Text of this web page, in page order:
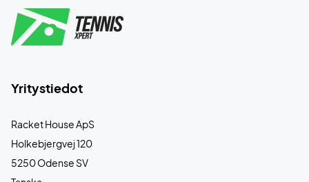
Yritystiedot
Racket House ApS
Holkebjergvej 120
5250 Odense SV